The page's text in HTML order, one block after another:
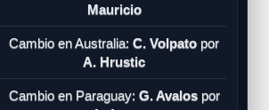
Mauricio
Cambio en Australia: C. Volpato por
A. Hrustic
Cambio en Paraguay: G. Avalospor